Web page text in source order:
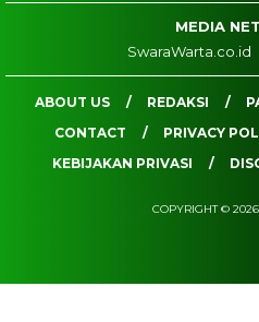
MEDIA
SwaraWarta.co.id
ABOUT US REDAKSI
CONTACT
PRIVACY
KEBIJAKAN PRIVASI
COPYRIGHT ©